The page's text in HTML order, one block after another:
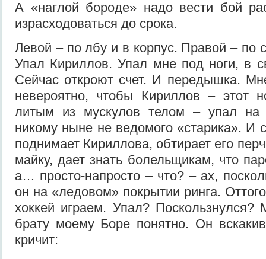
А «наглой бороде» надо вести бой
израсходоваться до срока.
Левой – по лбу и в корпус. Правой – по
Упал Кириллов. Упал мне под ноги, в
Сейчас откроют счет. И передышка.
невероятно, чтобы Кириллов – этот
литым из мускулов телом – упал на
никому ныне не ведомого «старика». И
поднимает Кириллова, обтирает его
майку, дает знать болельщикам, что
а… просто-напросто – что? – ах,
он на «ледовом» покрытии ринга.
хоккей играем. Упал?
брату моему Боре понятно. Он
кричит: